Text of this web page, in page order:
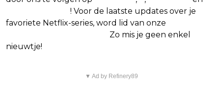
! Voor de laatste updates over je
favoriete Netflix-series, word lid van onze
Zo mis je geen enkel
nieuwtje!
▼ Ad by Refinery89